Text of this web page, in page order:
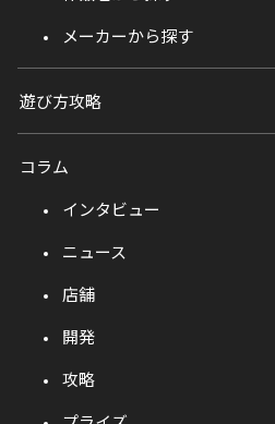
メーカーから探す
遊び方攻略
コラム
インタビュー
ニュース
店舗
開発
攻略